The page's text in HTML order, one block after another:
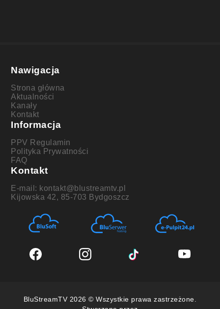
Nawigacja
Strona główna
Aktualności
Kanały
Kontakt
Informacja
PPV Regulamin
Polityka Prywatności
FAQ
Kontakt
E-mail: kontakt@blustreamtv.pl
Kijowska 42, 85-703 Bydgoszcz
BluStreamTV 2026 © Wszystkie prawa zastrzeżone.